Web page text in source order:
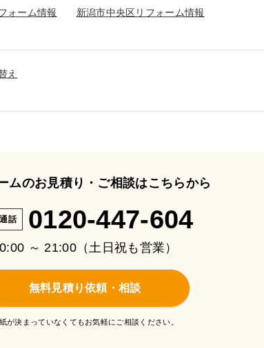
ォーム情報 新潟市中央区リフォーム情報
え
ムのお見積り・ご相談はこちらから
話 0120-447-604
～ 21:00（土日祝も営業）
無料見積り依頼・相談
が決まっていなくてもお気軽にご相談ください。